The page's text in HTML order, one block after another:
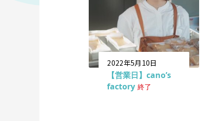
2022年5月10日
【営業日】cano’s
factory 終了